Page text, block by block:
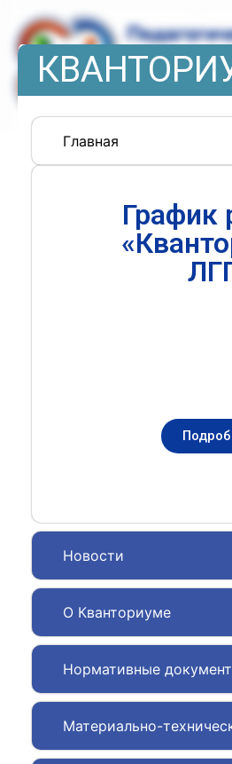
Главная
Новости
О Кванториуме
Нормативные
Материально-
График